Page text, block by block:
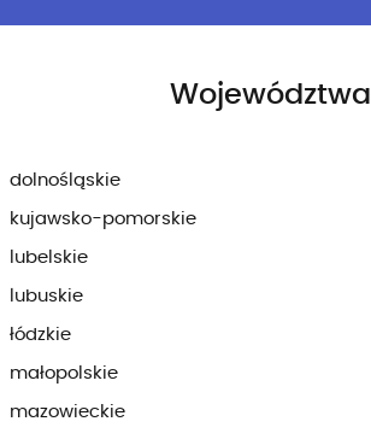
Województwa
dolnośląskie
kujawsko-pomorskie
lubelskie
lubuskie
łódzkie
małopolskie
mazowieckie